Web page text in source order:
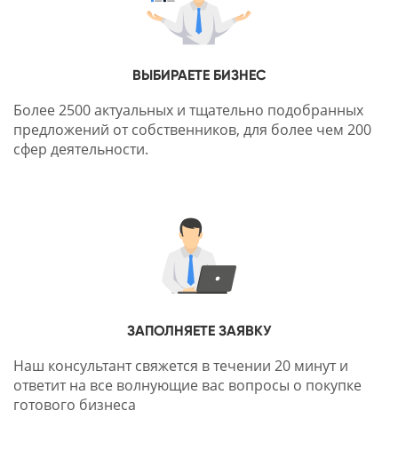
ВЫБИРАЕТЕ БИЗНЕС
Более 2500 актуальных и тщательно подобранных
предложений от собственников, для более чем 200
сфер деятельности.
ЗАПОЛНЯЕТЕ ЗАЯВКУ
Наш консультант свяжется в течении 20 минут и
ответит на все волнующие вас вопросы о покупке
готового бизнеса